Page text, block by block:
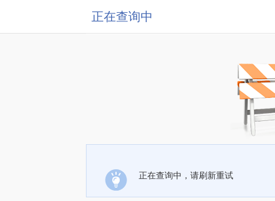
正在查询中
正在查询中，请刷新重试